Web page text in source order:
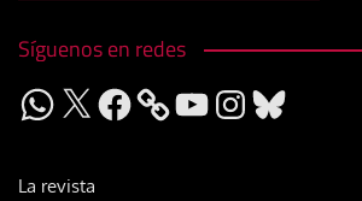
Síguenos en redes
WhatsApp
X Facebook YouTubeInstagram
Bluesky
La revista